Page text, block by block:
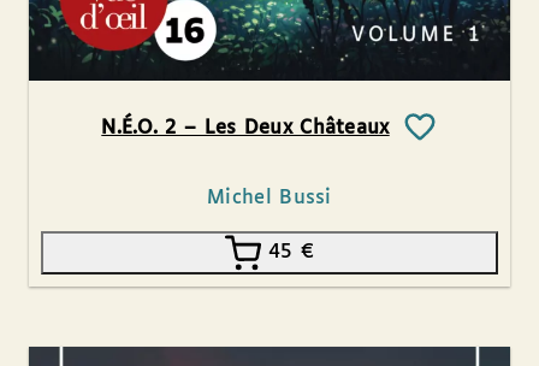
N.É.O. 2 – Les Deux Châteaux
Michel Bussi
45 €